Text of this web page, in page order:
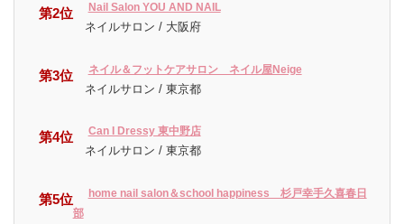
第2位 Nail Salon YOU AND NAIL
ネイルサロン / 大阪府
第3位 ネイル＆フットケアサロン ネイル屋Neige
ネイルサロン / 東京都
第4位 Can I Dressy 東中野店
ネイルサロン / 東京都
第5位
home nail salon＆school happiness 杉戸幸手久喜春日
部